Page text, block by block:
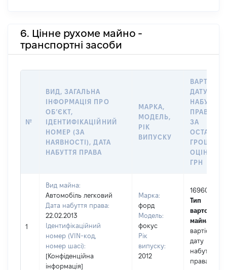
6. Цінне рухоме майно -
транспортні засоби
№
ВИД, ЗАГАЛЬНА
ІНФОРМАЦІЯ ПРО
ОБʼЄКТ,
ІДЕНТИФІКАЦІЙНИЙ
НОМЕР (ЗА
НАЯВНОСТІ), ДАТА
НАБУТТЯ ПРАВА
МАРКА,
МОДЕЛЬ,
РІК
ВИПУСКУ
ВАРТІСТЬ
ДАТУ
НАБУТТЯ
ПРАВА
ЗА
ОЦІНКОЮ,
ГРН
1
Вид майна:
Автомобіль легковий
Дата набуття права:
22.02.2013
Ідентифікаційний
номер (VIN-код,
номер шасі):
[Конфіденційна
інформація]
Марка:
форд
Модель:
фокус
Рік
випуску:
2012
169600
Тип
вартості
майна:
вартість на
дату
набуття
права